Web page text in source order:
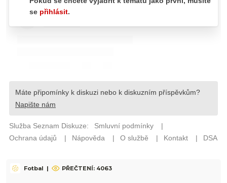
Fotbal | PŘEČTENÍ: 4063